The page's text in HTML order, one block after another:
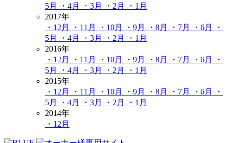
5月
・4月 ・3月 ・2月
・1月
2017年
・12月
・11月 ・10月 ・9月 ・8月 ・7月 ・6月
・
5月
・4月 ・3月 ・2月
・1月
2016年
・12月
・11月 ・10月 ・9月 ・8月 ・7月 ・6月
・
5月
・4月 ・3月 ・2月
・1月
2015年
・12月
・11月 ・10月 ・9月 ・8月 ・7月 ・6月
・
5月
・4月 ・3月 ・2月
・1月
2014年
・12月